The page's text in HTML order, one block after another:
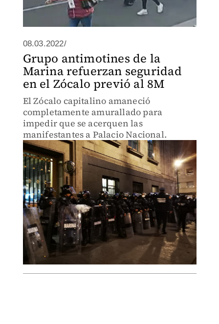
08.03.2022/
Grupo antimotines de la
Marina refuerzan seguridad
en el Zócalo previó al 8M
El Zócalo capitalino amaneció
completamente amurallado para
impedir que se acerquen las
manifestantes a Palacio Nacional.